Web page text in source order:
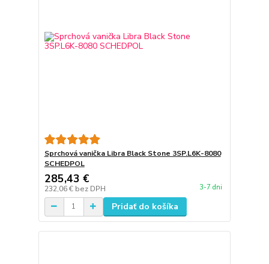
Sprchová vanička Libra Black Stone 3SP.L6K-8080
SCHEDPOL
285,43 €
232,06 € bez DPH 3-7 dni
Pridať do košíka